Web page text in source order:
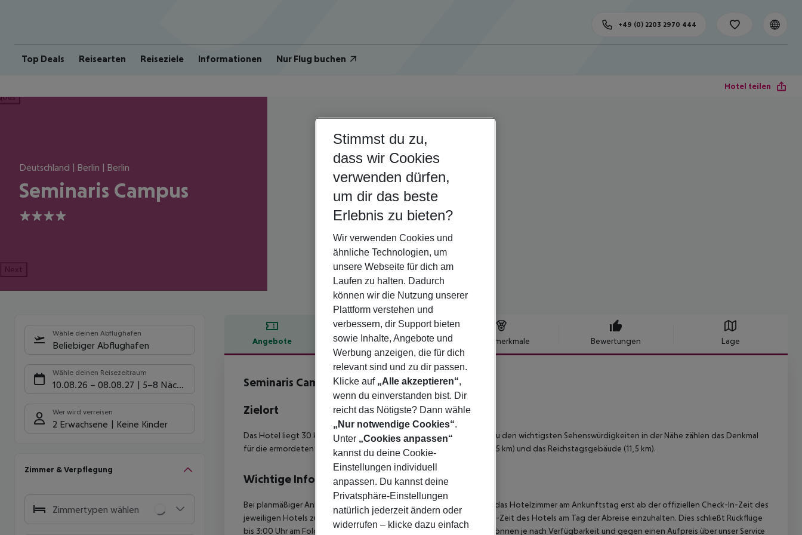
Top Deals Reisearten Reiseziele Informationen Nur Flug buchen
+49 (0) 2203 2970 444
Hotel teilen
Deutschland | Berlin | Berlin
Seminaris Campus
4
Next
Wähle deinen Abflughafen
Beliebiger Abflughafen
Wähle deinen Reisezeitraum
10.08.26 – 08.08.27 5-8 Nächte
Wer wird verreisen
2 Erwachsene Keine Kinder
Zimmer & Verpflegung
Zimmertypen wählen
Angebote Hotelbeschreibung Hotelmerkmale Bewertungen Lage
Hotelbeschreibung
Seminaris Campus
4
Zielort
Das Hotel liegt 30 km vom Flughafen Berlin Brandenburg entfernt. Zu den wichtigsten Sehenswürdigkeiten in der Nähe zählen das Denkmal
für die ermordeten Juden Europas (11 km), das Brandenburger Tor (11,5 km) und das Reichstagsgebäude (11,5 km).
Wichtige Informationen
Bei planmäßiger Ankunft im Zielgebiet ab 04:00 Uhr morgens steht das Hotelzimmer am Ankunftstag erst ab der offiziellen Check-In-Zeit des
jeweiligen Hotels zur Verfügung. Ebenso ist die offizielle Check-Out-Zeit des Hotels am Tag der Abreise einzuhalten. Dies schließt Rückflüge
bis 3:00 Uhr am Folgetag ein. Früh-Check-In bzw. Spät-Check-Out können je nach Verfügbarkeit und gegen einen Aufpreis über unser Service
Stimmst du zu,
dass wir Cookies
verwenden dürfen,
um dir das beste
Erlebnis zu bieten?
Wir verwenden Cookies und
ähnliche Technologien, um
unsere Webseite für dich am
Laufen zu halten. Dadurch
können wir die Nutzung unserer
Plattform verstehen und
verbessern, dir Support bieten
sowie Inhalte, Angebote und
Werbung anzeigen, die für dich
relevant sind und zu dir passen.
Klicke auf „Alle akzeptieren“,
wenn du einverstanden bist. Dir
reicht das Nötigste? Dann wähle
„Nur notwendige Cookies“.
Unter „Cookies anpassen“
kannst du deine Cookie-
Einstellungen individuell
anpassen. Du kannst deine
Privatsphäre-Einstellungen
natürlich jederzeit ändern oder
widerrufen – klicke dazu einfach